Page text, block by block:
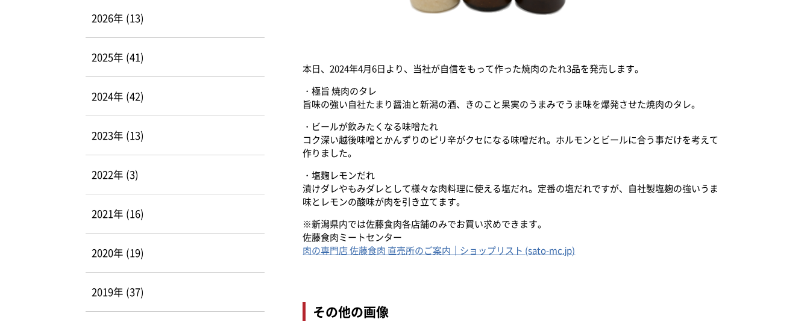
本日、2024年4月6日より、当社が自信をもって作った焼肉のたれ3品を発売します。
・極旨 焼肉のタレ
旨味の強い自社たまり醤油と新潟の酒、きのこと果実のうまみでうま味を爆発させた焼肉のタレ。
・ビールが飲みたくなる味噌たれ
コク深い越後味噌とかんずりのピリ辛がクセになる味噌だれ。ホルモンとビールに合う事だけを考えて
作りました。
・塩麹レモンだれ
漬けダレやもみダレとして様々な肉料理に使える塩だれ。定番の塩だれですが、自社製塩麹の強いうま
味とレモンの酸味が肉を引き立てます。
※新潟県内では佐藤食肉各店舗のみでお買い求めできます。
佐藤食肉ミートセンター
肉の専門店 佐藤食肉 直売所のご案内｜ショップリスト (sato-mc.jp)
その他の画像
2026年 (13)
2025年 (41)
2024年 (42)
2023年 (13)
2022年 (3)
2021年 (16)
2020年 (19)
2019年 (37)